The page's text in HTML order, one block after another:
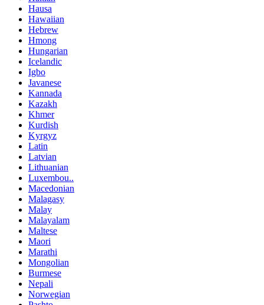
Hausa
Hawaiian
Hebrew
Hmong
Hungarian
Icelandic
Igbo
Javanese
Kannada
Kazakh
Khmer
Kurdish
Kyrgyz
Latin
Latvian
Lithuanian
Luxembou..
Macedonian
Malagasy
Malay
Malayalam
Maltese
Maori
Marathi
Mongolian
Burmese
Nepali
Norwegian